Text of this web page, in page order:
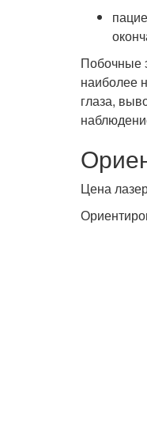
Побочные
наиболее
глаза,
Цена